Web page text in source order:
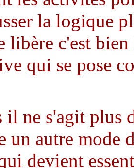
la logique
libère c'est
qui se pose
il ne s'agit plus
un autre mode
devient